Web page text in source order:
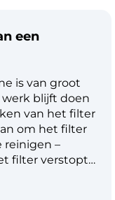
een
is van groot
werk blijft doen
van het filter
om het filter
reinigen –
filter verstopt
bodem van de